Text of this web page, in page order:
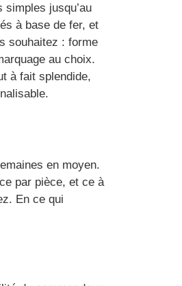
jusqu’au
à base de fer, et
souhaitez : forme
au choix.
à fait splendide,
en moyen.
par pièce, et ce à
En ce qui